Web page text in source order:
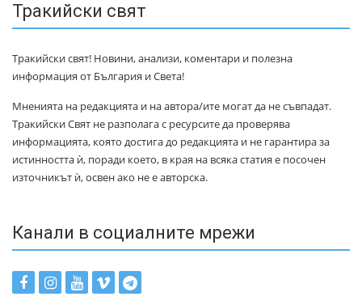
Тракийски свят
Тракийски свят! Новини, анализи, коментари и полезна
информация от България и Света!
Мненията на редакцията и на автора/ите могат да не съвпадат.
Тракийски Свят не разполага с ресурсите да проверява
информацията, която достига до редакцията и не гарантира за
истинността ѝ, поради което, в края на всяка статия е посочен
източникът ѝ, освен ако не е авторска.
Канали в социалните мрежи